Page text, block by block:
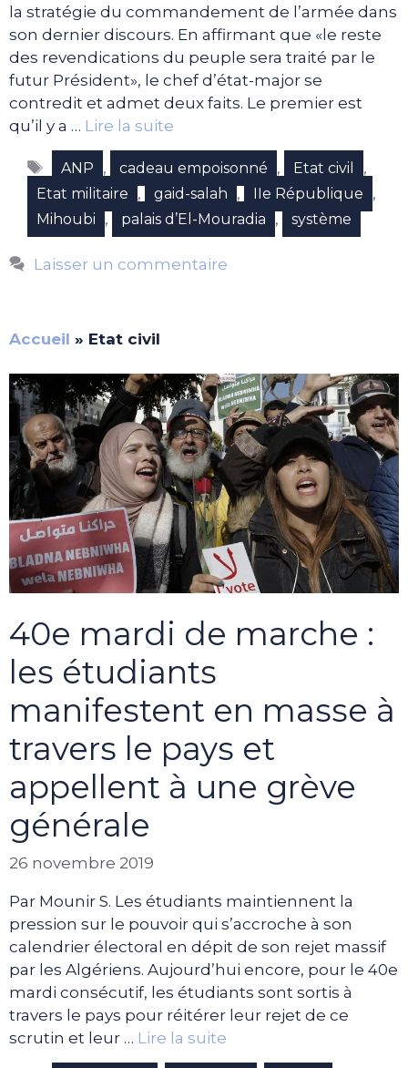
la stratégie du commandement de l’armée dans
son dernier discours. En affirmant que «le reste
des revendications du peuple sera traité par le
futur Président», le chef d’état-major se
contredit et admet deux faits. Le premier est
qu’il y a … Lire la suite
Étiquettes
ANP , cadeau empoisonné , Etat civil ,
Etat militaire , gaid-salah , IIe République ,
Mihoubi , palais d’El-Mouradia , système
Laisser un commentaire
Accueil » Etat civil
40e mardi de marche :
les étudiants
manifestent en masse à
travers le pays et
appellent à une grève
générale
26 novembre 2019
Par Mounir S. Les étudiants maintiennent la
pression sur le pouvoir qui s’accroche à son
calendrier électoral en dépit de son rejet massif
par les Algériens. Aujourd’hui encore, pour le 40e
mardi consécutif, les étudiants sont sortis à
travers le pays pour réitérer leur rejet de ce
scrutin et leur … Lire la suite